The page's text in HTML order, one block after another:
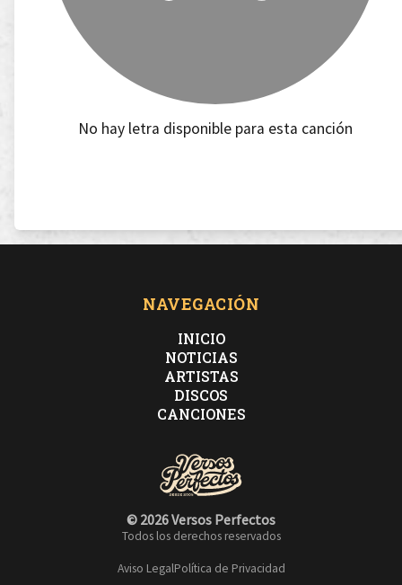
No hay letra disponible para esta canción
NAVEGACIÓN
INICIO
NOTICIAS
ARTISTAS
DISCOS
CANCIONES
© 2026 Versos Perfectos
Todos los derechos reservados
Aviso LegalPolítica de Privacidad